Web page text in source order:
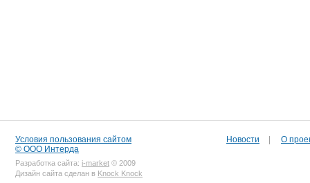
Условия пользования сайтом
© ООО Интерда
Разработка сайта: i-market © 2009
Дизайн сайта сделан в Knock Knock
Новости О